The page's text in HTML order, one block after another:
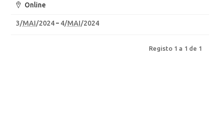
Online
3/MAI/2024 4/MAI/2024
Registo 1 a 1 de 1